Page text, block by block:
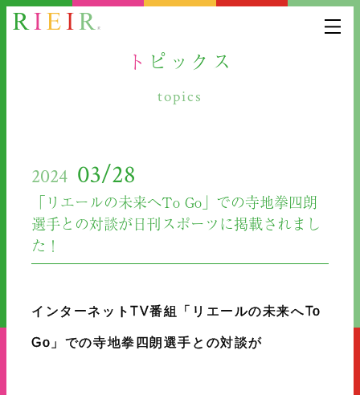
トピックス
topics
2024 03/28
「リエールの未来へTo Go」での寺地拳四朗
選手との対談が日刊スポーツに掲載されまし
た！
インターネットTV番組「リエールの未来へTo
Go」での寺地拳四朗選手との対談が